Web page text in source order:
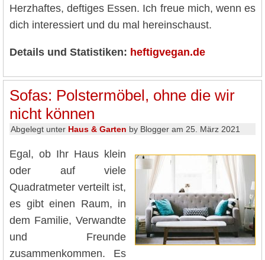
Herzhaftes, deftiges Essen. Ich freue mich, wenn es
dich interessiert und du mal hereinschaust.
Details und Statistiken: heftigvegan.de
Sofas: Polstermöbel, ohne die wir
nicht können
Abgelegt unter Haus & Garten by Blogger am 25. März 2021
Egal, ob Ihr Haus klein
oder auf viele
Quadratmeter verteilt ist,
es gibt einen Raum, in
dem Familie, Verwandte
und Freunde
zusammenkommen. Es